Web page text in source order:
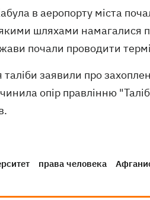
в аеропорту міста
якими шляхами намагалися
почали проводити
заявили про
опір правлінню
права человека